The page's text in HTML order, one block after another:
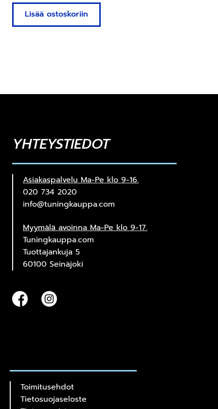
Lisää ostoskoriin
YHTEYSTIEDOT
Asiakaspalvelu Ma-Pe klo 9-16.
020 734 2020
info@tuningkauppa.com
Myymälä avoinna Ma-Pe klo 9-17.
Tuningkauppa.com
Tuottajankuja 5
60100 Seinäjoki
Toimitusehdot
Tietosuojaseloste